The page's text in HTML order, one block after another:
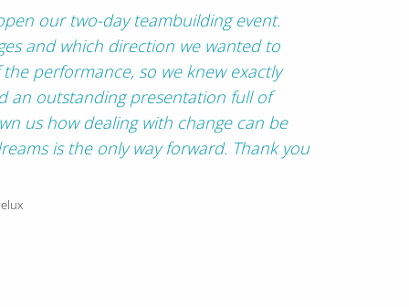
our two-day teambuilding event.
and which direction we wanted to
performance, so we knew exactly
an outstanding presentation full of
us how dealing with change can be
is the only way forward. Thank you